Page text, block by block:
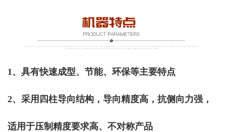
1、具有快速成型、节能、环保等主要特点
2、采用四柱导向结构，导向精度高，抗侧向力强，
适用于压制精度要求高、不对称产品